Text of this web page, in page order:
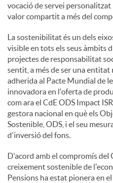
n
g
u
t
s
vocació de servei personalitzat
valor compartit a més del
La sostenibilitat és un dels
visible en tots els seus àmbits
projectes de responsabilitat
sentit, a més de ser una entitat
adherida al Pacte Mundial de
innovadora en l'oferta de
com ara el CdE ODS Impact
gestora nacional en què els
Sostenible, ODS, i el seu
d'inversió del fons.
D'acord amb el compromís del
creixement sostenible de
Pensions ha estat pionera en